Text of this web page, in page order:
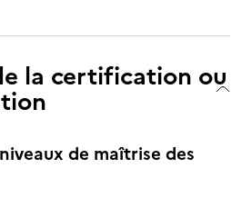
la certification ou
de maîtrise des